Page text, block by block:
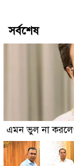
সর্বশেষ
এমন ভুল না